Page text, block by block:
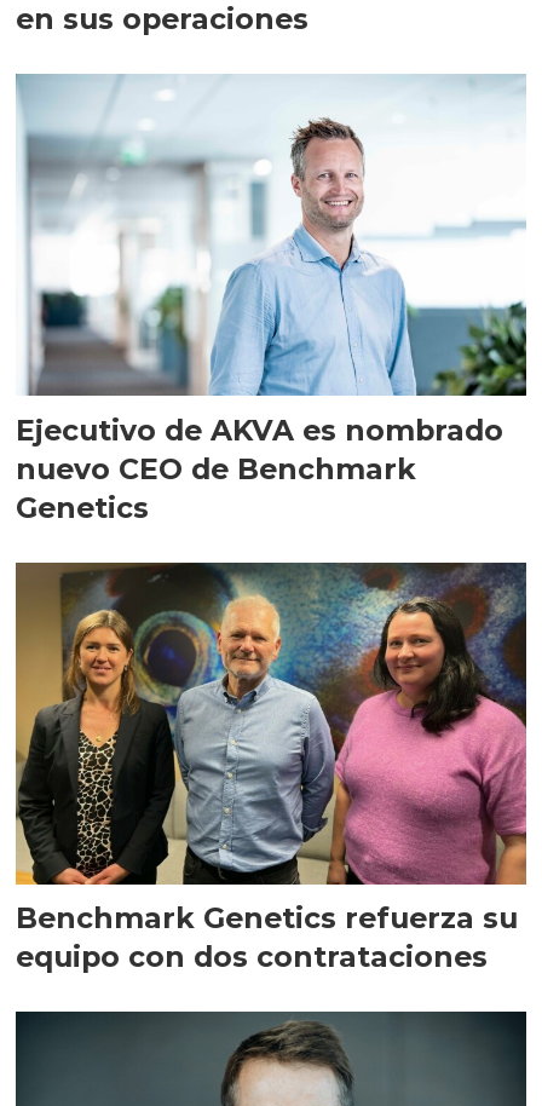
en sus operaciones
Ejecutivo de AKVA es nombrado
nuevo CEO de Benchmark
Genetics
Benchmark Genetics refuerza su
equipo con dos contrataciones